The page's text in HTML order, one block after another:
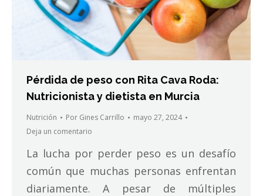
Pérdida de peso con Rita Cava Roda:
Nutricionista y dietista en Murcia
Nutrición Por Gines Carrillo
mayo 27, 2024
Deja un comentario
La lucha por perder peso es un desafío
común que muchas personas enfrentan
diariamente. A pesar de múltiples